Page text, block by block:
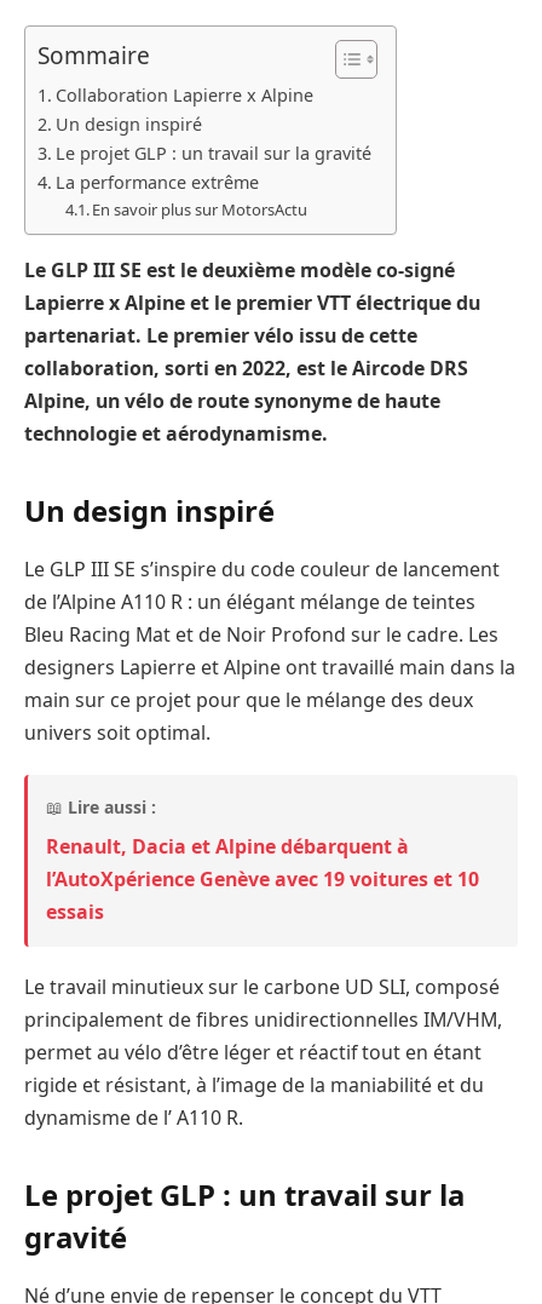
Sommaire
Collaboration Lapierre x Alpine
Un design inspiré
Le projet GLP : un travail sur la gravité
La performance extrême
En savoir plus sur MotorsActu
Le GLP III SE est le deuxième modèle co-signé
Lapierre x Alpine et le premier VTT électrique du
partenariat. Le premier vélo issu de cette
collaboration, sorti en 2022, est le Aircode DRS
Alpine, un vélo de route synonyme de haute
technologie et aérodynamisme.
Un design inspiré
Le GLP III SE s’inspire du code couleur de lancement
de l’Alpine A110 R : un élégant mélange de teintes
Bleu Racing Mat et de Noir Profond sur le cadre. Les
designers Lapierre et Alpine ont travaillé main dans la
main sur ce projet pour que le mélange des deux
univers soit optimal.
📖 Lire aussi :
Renault, Dacia et Alpine débarquent à
l’AutoXpérience Genève avec 19 voitures et 10
essais
Le travail minutieux sur le carbone UD SLI, composé
principalement de fibres unidirectionnelles IM/VHM,
permet au vélo d’être léger et réactif tout en étant
rigide et résistant, à l’image de la maniabilité et du
dynamisme de l’ A110 R.
Le projet GLP : un travail sur la
gravité
Né d’une envie de repenser le concept du VTT